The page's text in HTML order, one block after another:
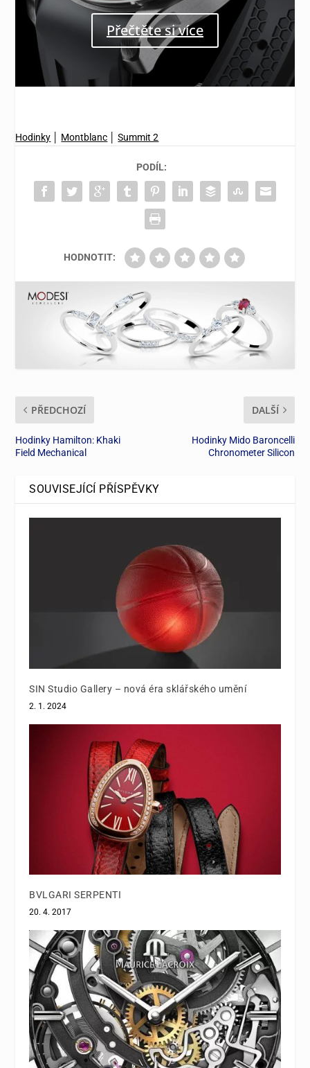
Přečtěte si více
Hodinky Montblanc │Summit 2
PODÍL:
HODNOTIT:
PŘEDCHOZÍ
Hodinky Hamilton: Khaki
Field Mechanical
DALŠÍ
Hodinky Mido Baroncelli
Chronometer Silicon
SOUVISEJÍCÍ PŘÍSPĚVKY
SIN Studio Gallery – nová éra sklářského umění
2. 1. 2024
BVLGARI SERPENTI
20. 4. 2017